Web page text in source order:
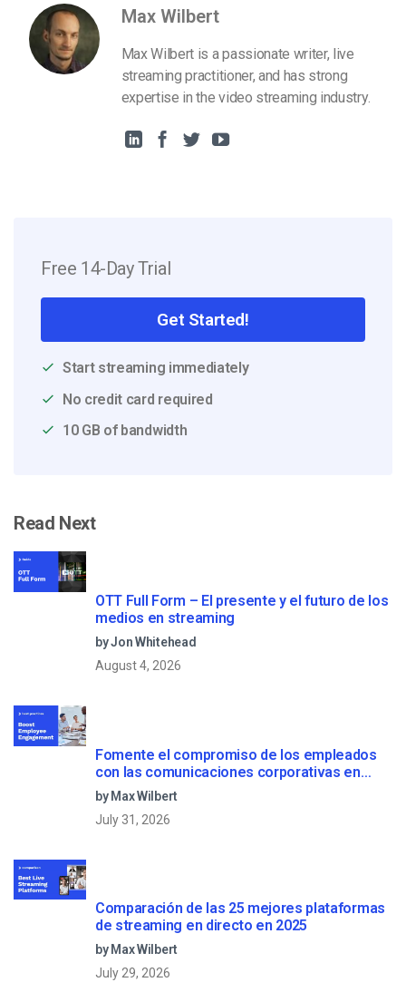
Max Wilbert
Max Wilbert is a passionate writer, live
streaming practitioner, and has strong
expertise in the video streaming industry.
Free 14-Day Trial
Get Started!
Start streaming immediately
No credit card required
10 GB of bandwidth
Read Next
OTT Full Form – El presente y el futuro de los
medios en streaming
by Jon Whitehead
August 4, 2026
Fomente el compromiso de los empleados
con las comunicaciones corporativas en
directo
by Max Wilbert
July 31, 2026
Comparación de las 25 mejores plataformas
de streaming en directo en 2025
by Max Wilbert
July 29, 2026